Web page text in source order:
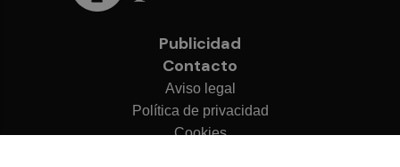
Publicidad
Contacto
Aviso legal
Política de privacidad
Cookies